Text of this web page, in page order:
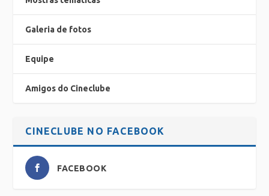
Galeria de fotos
Equipe
Amigos do Cineclube
CINECLUBE NO FACEBOOK
FACEBOOK